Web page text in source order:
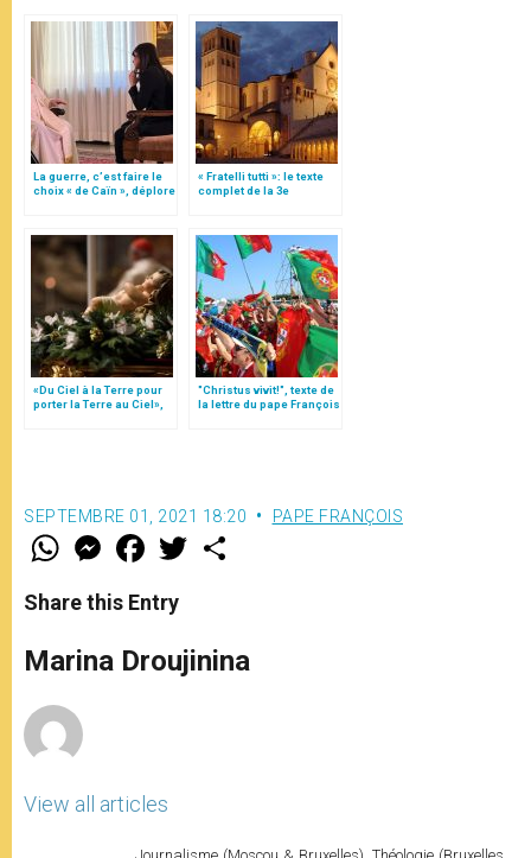
La guerre, c’est faire le
choix « de Caïn », déplore
« Fratelli tutti »: le texte
complet de la 3e
«Du Ciel à la Terre pour
porter la Terre au Ciel»,
"Christus vivit!", texte de
la lettre du pape François
SEPTEMBRE 01, 2021 18:20 PAPE FRANÇOIS
W
t
s
p
p
M
e
s
e
g
e
F
a
e
b
o
k
w
r
Share this Entry
Marina Droujinina
View all articles